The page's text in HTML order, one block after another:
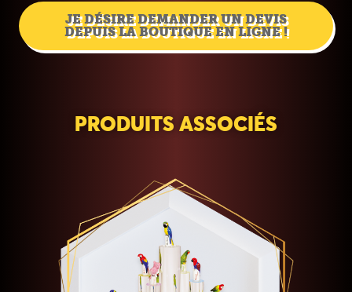
JE DÉSIRE DEMANDER UN DEVIS
DEPUIS LA BOUTIQUE EN LIGNE !
PRODUITS ASSOCIÉS